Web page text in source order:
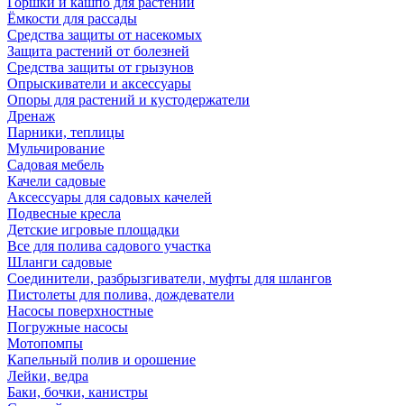
Ёмкости для рассады
Средства защиты от насекомых
Защита растений от болезней
Средства защиты от грызунов
Опрыскиватели и аксессуары
Опоры для растений и кустодержатели
Дренаж
Парники, теплицы
Мульчирование
Садовая мебель
Качели садовые
Аксессуары для садовых качелей
Подвесные кресла
Детские игровые площадки
Все для полива садового участка
Шланги садовые
Соединители, разбрызгиватели, муфты для шлангов
Пистолеты для полива, дождеватели
Насосы поверхностные
Погружные насосы
Мотопомпы
Капельный полив и орошение
Лейки, ведра
Баки, бочки, канистры